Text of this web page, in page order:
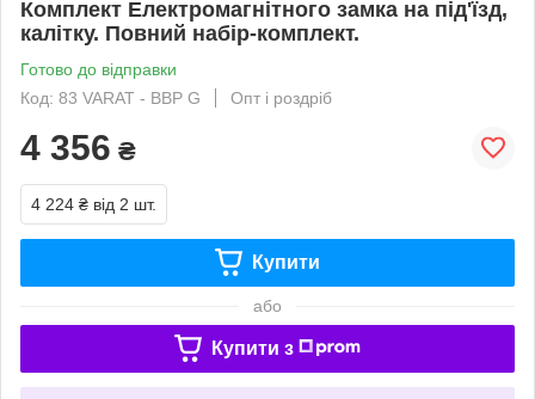
Комплект Електромагнітного замка на під'їзд,
калітку. Повний набір-комплект.
Готово до відправки
Код: 83 VARAT - BBP G
Опт і роздріб
4 356 ₴
4 224 ₴ від 2 шт.
Купити
або
Купити з